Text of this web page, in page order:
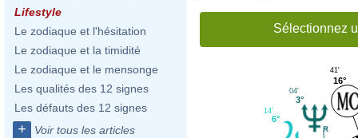
Lifestyle
Le zodiaque et l'hésitation
Le zodiaque et la timidité
Le zodiaque et le mensonge
Les qualités des 12 signes
Les défauts des 12 signes
+ Voir tous les articles
Sélectionnez
16°
41'
3°
04'
6°
14'